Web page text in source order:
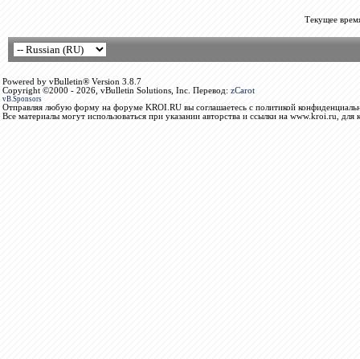
Текущее
Powered by vBulletin® Version 3.8.7
Copyright ©2000 - 2026, vBulletin Solutions, Inc. Перевод: zCarot
vB.Sponsors
Отправляя любую форму на форуме KROI.RU вы соглашаетесь с политикой
Все материалы могут использоваться при указании авторства и ссылки на www.kroi.ru, для